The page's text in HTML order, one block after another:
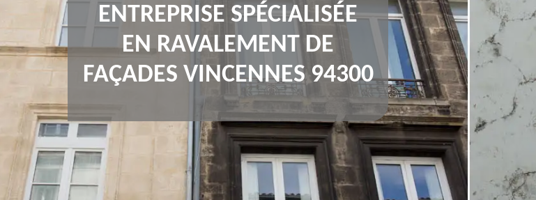
ENTREPRISE SPÉCIALISÉE
EN RAVALEMENT DE
FAÇADES VINCENNES 94300